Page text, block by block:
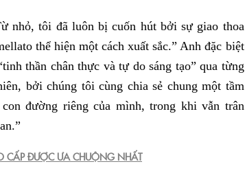
nhỏ, tôi đã luôn bị cuốn hút bởi sự giao thoa
thể hiện một cách xuất sắc.” Anh đặc biệt
thần chân thực và tự do sáng tạo” qua từng
bởi chúng tôi cùng chia sẻ chung một tầm
đường riêng của mình, trong khi vẫn trân
CẤP ĐƯỢC ƯA CHUỘNG NHẤT